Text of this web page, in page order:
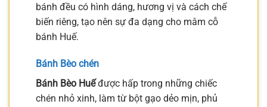
bánh đều có hình dáng, hương vị và cách chế
biến riêng, tạo nên sự đa dạng cho mâm cỗ
bánh Huế.
Bánh Bèo chén
Bánh Bèo Huếđược hấp trong những chiếc
chén nhỏ xinh, làm từ bột gạo dẻo mịn, phủ